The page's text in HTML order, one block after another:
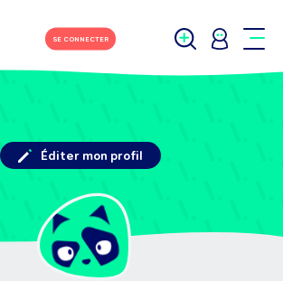
SE CONNECTER
Éditer mon profil